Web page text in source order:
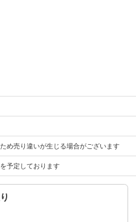
め売り違いが生じる場合がございます
予定しております